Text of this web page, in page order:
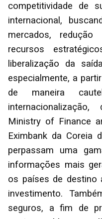
competitividade de
internacional,
mercados,
recursos
liberalização da
especialmente, a
de maneira
Ministry of Finance
Eximbank da Coreia
perpassam uma
informações mais
os países de destino
investimento.
seguros, a fim de